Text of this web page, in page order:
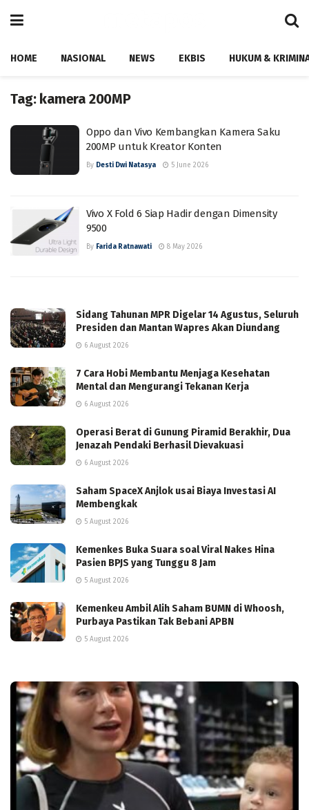
HOME NASIONAL NEWS EKBIS HUKUM &
Tag: kamera 200MP
Oppo dan Vivo Kembangkan Kamera Saku
200MP untuk Kreator Konten
By Desti Dwi Natasya 5 June 2026
Vivo X Fold 6 Siap Hadir dengan Dimensity
9500
By Farida Ratnawati 8 May 2026
Sidang Tahunan MPR Digelar 14 Agustus, Seluruh
Presiden dan Mantan Wapres Akan Diundang
6 August 2026
7 Cara Hobi Membantu Menjaga Kesehatan
Mental dan Mengurangi Tekanan Kerja
6 August 2026
Operasi Berat di Gunung Piramid Berakhir, Dua
Jenazah Pendaki Berhasil Dievakuasi
6 August 2026
Saham SpaceX Anjlok usai Biaya Investasi AI
Membengkak
5 August 2026
Kemenkes Buka Suara soal Viral Nakes Hina
Pasien BPJS yang Tunggu 8 Jam
5 August 2026
Kemenkeu Ambil Alih Saham BUMN di Whoosh,
Purbaya Pastikan Tak Bebani APBN
5 August 2026